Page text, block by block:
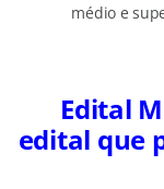
médio e
Edital
edital que